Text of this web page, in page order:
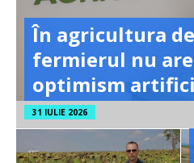
În agricultura
fermierul nu
optimism
31 IULIE 2026